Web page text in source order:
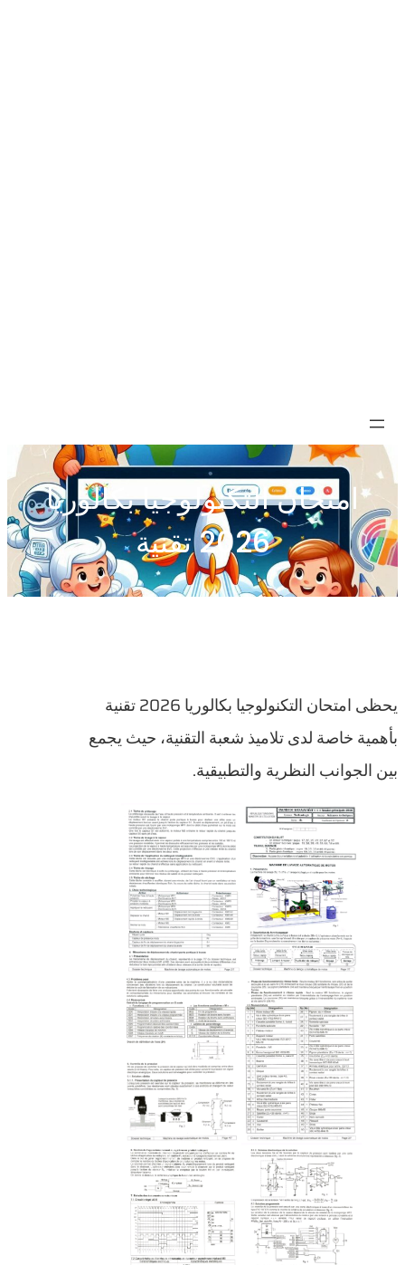
تخطى
إلى
المحتوى
امتحان التكنولوجيا بكالوريا
2026 تقنية
يحظى امتحان التكنولوجيا بكالوريا 2026 تقنية
بأهمية خاصة لدى تلاميذ شعبة التقنية، حيث يجمع
بين الجوانب النظرية والتطبيقية.